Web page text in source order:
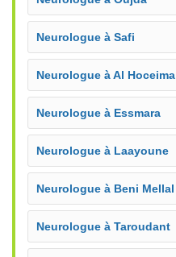
Neurologue à Safi
Neurologue à Al Hoceima
Neurologue à Essmara
Neurologue à Laayoune
Neurologue à Beni Mellal
Neurologue à Taroudant